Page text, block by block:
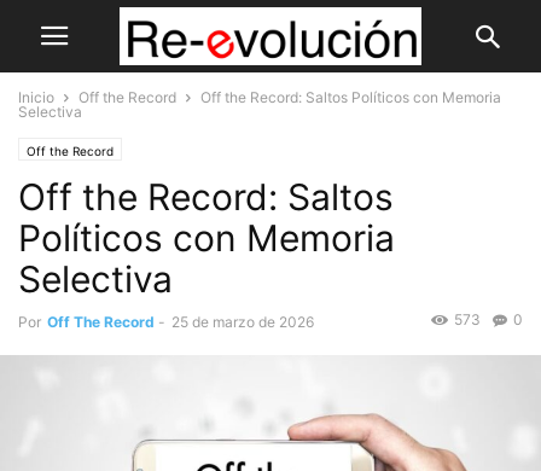
Inicio Off the Record
Off the Record: Saltos Políticos con Memoria
Selectiva
Off the Record
Off the Record: Saltos
Políticos con Memoria
Selectiva
Por Off The Record - 25 de marzo de 2026 0
573